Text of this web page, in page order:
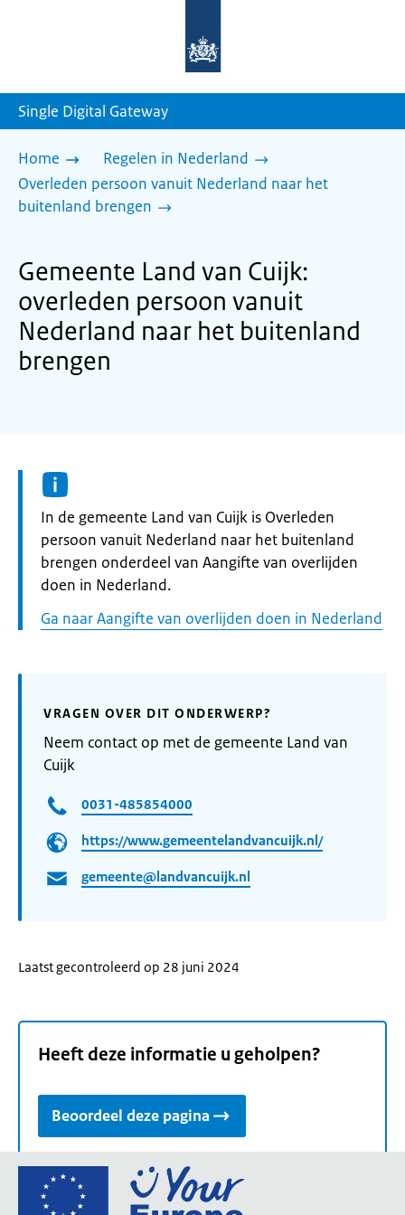
homepage
Single Digital Gateway
Home
Regelen in Nederland
Overleden persoon vanuit Nederland naar het
buitenland brengen
Gemeente Land van Cuijk:
overleden persoon vanuit
Nederland naar het buitenland
brengen
Informatie:
In de gemeente Land van Cuijk is Overleden
persoon vanuit Nederland naar het buitenland
brengen onderdeel van Aangifte van overlijden
doen in Nederland.
Ga naar Aangifte van overlijden doen in Nederland
VRAGEN OVER DIT ONDERWERP?
Neem contact op met de gemeente Land van
Cuijk
0031-485854000
https://www.gemeentelandvancuijk.nl/
gemeente@landvancuijk.nl
Laatst gecontroleerd op 28 juni 2024
Heeft deze informatie u geholpen?
Beoordeel deze pagina
Ga